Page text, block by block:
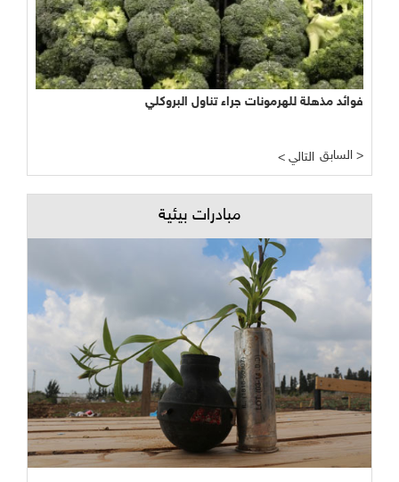
فوائد مذهلة للهرمونات جراء تناول البروكلي
< التالي السابق >
مبادرات بيئية